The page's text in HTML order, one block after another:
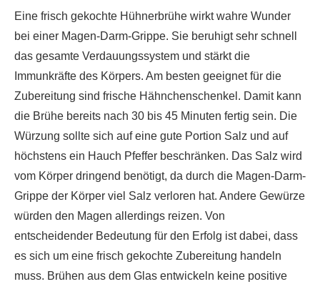
Eine frisch gekochte Hühnerbrühe wirkt wahre Wunder
bei einer Magen-Darm-Grippe. Sie beruhigt sehr schnell
das gesamte Verdauungssystem und stärkt die
Immunkräfte des Körpers. Am besten geeignet für die
Zubereitung sind frische Hähnchenschenkel. Damit kann
die Brühe bereits nach 30 bis 45 Minuten fertig sein. Die
Würzung sollte sich auf eine gute Portion Salz und auf
höchstens ein Hauch Pfeffer beschränken. Das Salz wird
vom Körper dringend benötigt, da durch die Magen-Darm-
Grippe der Körper viel Salz verloren hat. Andere Gewürze
würden den Magen allerdings reizen. Von
entscheidender Bedeutung für den Erfolg ist dabei, dass
es sich um eine frisch gekochte Zubereitung handeln
muss. Brühen aus dem Glas entwickeln keine positive